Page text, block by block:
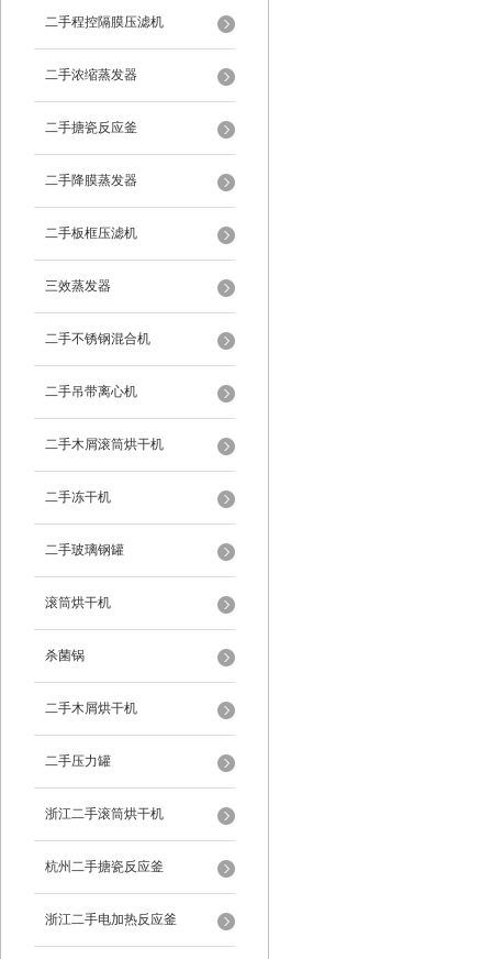
二手程控隔膜压滤机
二手浓缩蒸发器
二手搪瓷反应釜
二手降膜蒸发器
二手板框压滤机
三效蒸发器
二手不锈钢混合机
二手吊带离心机
二手木屑滚筒烘干机
二手冻干机
二手玻璃钢罐
滚筒烘干机
杀菌锅
二手木屑烘干机
二手压力罐
浙江二手滚筒烘干机
杭州二手搪瓷反应釜
浙江二手电加热反应釜